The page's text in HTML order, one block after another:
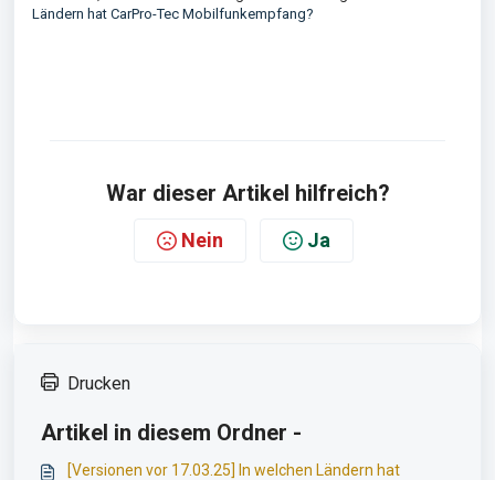
Ländern hat CarPro-Tec Mobilfunkempfang?
War dieser Artikel hilfreich?
Nein Ja
Drucken
Artikel in diesem Ordner -
[Versionen vor 17.03.25] In welchen Ländern hat